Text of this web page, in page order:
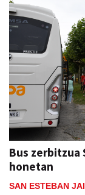
Bus zerbitzua
honetan
SAN ESTEBAN